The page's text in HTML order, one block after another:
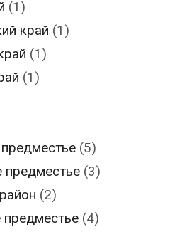
(1)
край (1)
(1)
(1)
(5)
предместье (3)
(2)
предместье (4)